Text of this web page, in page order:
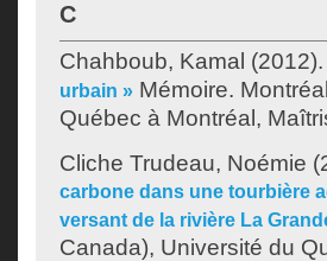
C
Chahboub, Kamal (2012).
urbain » Mémoire.
Québec à Montréal,
Cliche Trudeau, Noémie
carbone dans une tourbière
versant de la rivière La
Canada), Université du